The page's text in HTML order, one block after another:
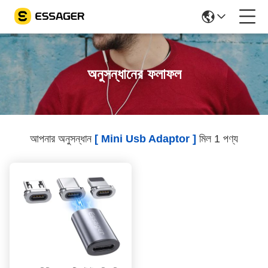
অনুসন্ধানের ফলাফল
আপনার অনুসন্ধান [ Mini Usb Adaptor ] মিল 1 পণ্য